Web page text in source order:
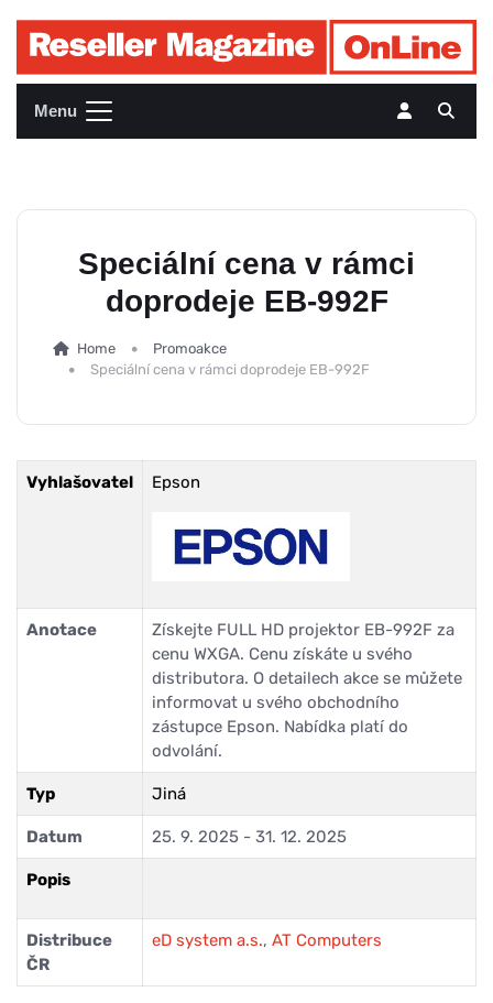
Menu
Speciální cena v rámci
doprodeje EB-992F
Home
Promoakce
Speciální cena v rámci doprodeje EB-992F
Vyhlašovatel Epson
Anotace
Získejte FULL HD projektor EB-992F za
cenu WXGA. Cenu získáte u svého
distributora. O detailech akce se můžete
informovat u svého obchodního
zástupce Epson. Nabídka platí do
odvolání.
Typ Jiná
Datum 25. 9. 2025 - 31. 12. 2025
Popis
Distribuce
ČR
eD system a.s., AT Computers